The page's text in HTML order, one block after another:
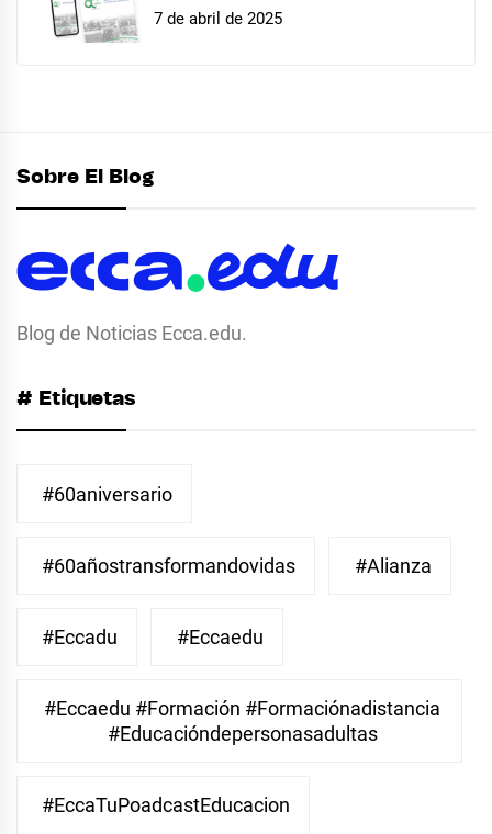
7 de abril de 2025
Sobre El Blog
Blog de Noticias Ecca.edu.
# Etiquetas
#60aniversario
#60añostransformandovidas #Alianza
#eccadu #eccaedu
#eccaedu #formación #formaciónadistancia
#educacióndepersonasadultas
#EccaTuPoadcastEducacion